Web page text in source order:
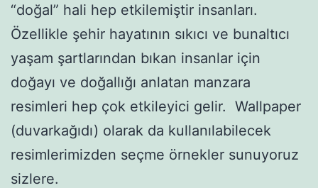
“doğal” hali hep etkilemiştir insanları.
Özellikle şehir hayatının sıkıcı ve bunaltıcı
yaşam şartlarından bıkan insanlar için
doğayı ve doğallığı anlatan manzara
resimleri hep çok etkileyici gelir. Wallpaper
(duvarkağıdı) olarak da kullanılabilecek
resimlerimizden seçme örnekler sunuyoruz
sizlere.